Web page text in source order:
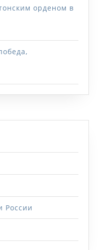
орденом в
России